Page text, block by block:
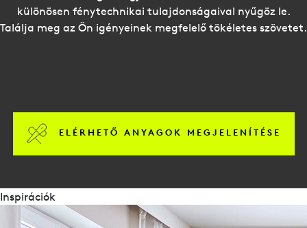
különösen fénytechnikai tulajdonságaival nyűgöz le.
Találja meg az Ön igényeinek megfelelő tökéletes szövetet.
ELÉRHETŐ ANYAGOK MEGJELENÍTÉSE
Inspirációk